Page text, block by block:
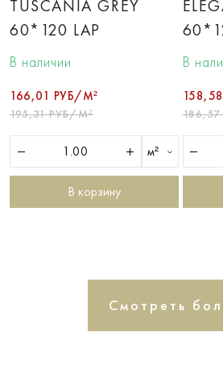
TUSCANIA GREY
60*120 LAP
В наличии
166,01 РУБ/М²
195,31 РУБ/М²
м²
В корзину
В
Смотреть